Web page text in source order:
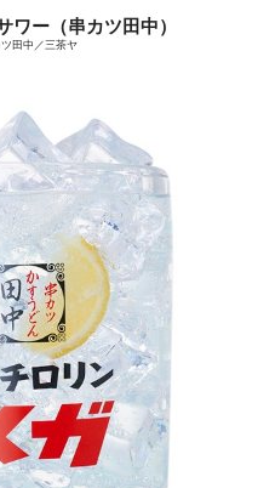
ワー（串カツ田中）
側 串カツ田中／三茶ヤ